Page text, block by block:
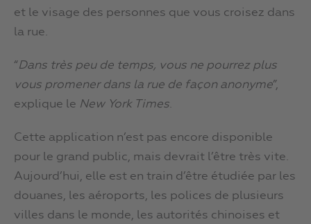
et le visage des personnes que vous croisez dans
la rue.
“Dans très peu de temps, vous ne pourrez plus
vous promener dans la rue de façon anonyme”,
explique le New York Times.
Cette application n’est pas encore disponible
pour le grand public, mais devrait l’être très vite.
Aujourd’hui, elle est en train d’être étudiée par les
douanes, les aéroports, les polices de plusieurs
villes dans le monde, les autorités chinoises et